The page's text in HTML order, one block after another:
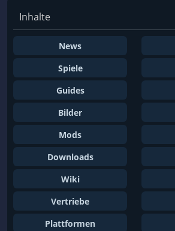
Inhalte
News
Spiele
Guides
Bilder
Mods
Downloads
Wiki
Vertriebe
Plattformen